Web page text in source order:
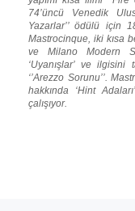
74’üncü Venedik
Yazarlar’’ ödülü için
Mastrocinque, iki kısa
ve Milano Modern
‘Uyanışlar’ ve
‘’Arezzo Sorunu’’.
hakkında ‘Hint
çalışıyor.